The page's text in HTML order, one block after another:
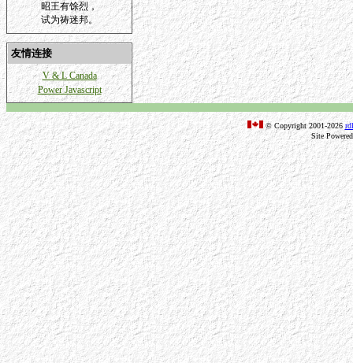
昭王有馀烈，
试为祷迷邦。
友情连接
V & L Canada
Power Javascript
© Copyright 2001-2026
Site